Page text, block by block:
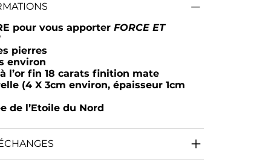
pour vous apporterFORCE ET
pierres
environ
l’or fin 18 carats finition mate
(4 X 3cm environ, épaisseur 1cm
de l’Etoile du Nord